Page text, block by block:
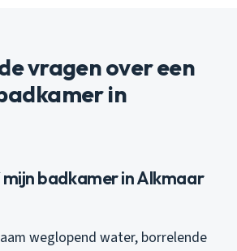
vragen over een
in
badkamer in Alkmaar
weglopend water, borrelende